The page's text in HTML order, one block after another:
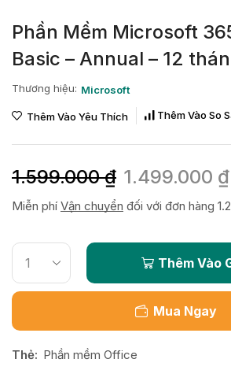
Phần Mềm Microsoft
Basic – Annual – 12
Thương hiệu: Microsoft
Thêm Vào Yêu Thích Thêm Vào So
1.599.000₫ 1.499.000 ₫
Miễn phí Vận chuyển đối với đơn hàng
Thêm Vào
Mua Ngay
Thẻ: Phần mềm Office